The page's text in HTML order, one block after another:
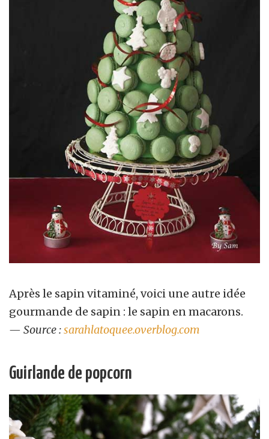
Après le sapin vitaminé, voici une autre idée
gourmande de sapin : le sapin en macarons.
— Source :sarahlatoquee.overblog.com
Guirlande de popcorn